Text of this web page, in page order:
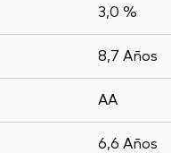
3,0 %
8,7 Años
AA
6,6 Años